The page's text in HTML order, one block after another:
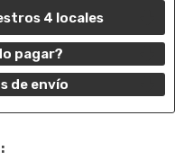
4 locales
pagar?
de envío